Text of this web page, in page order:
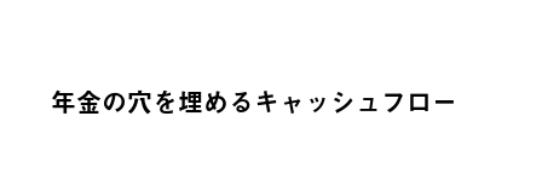
年金の穴を埋めるキャッシュフロー